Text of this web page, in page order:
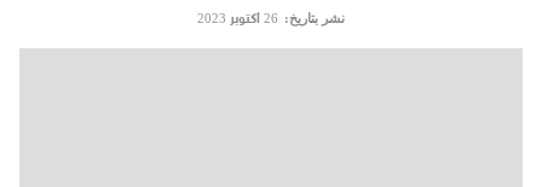
نشر بتاريخ: 26 أكتوبر 2023